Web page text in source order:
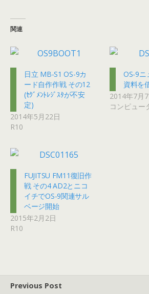
関連
日立 MB-S1 OS-9カ
ード自作作戦 その12
(ｾｸﾞﾒﾝﾄﾚｼﾞｽﾀが不安
定)
2014年5月22日
R10
OS-9ニ
資料を
2014年7月
コンピュー
FUJITSU FM11復旧作
戦 その4 AD2とニコ
イチでOS-9関連サル
ベージ開始
2015年2月2日
R10
Previous Post